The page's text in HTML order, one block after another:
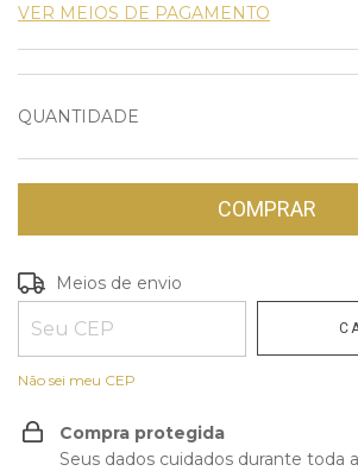
VER MEIOS DE PAGAMENTO
QUANTIDADE
Entregas para o CEP:
Meios de envio
Não sei meu CEP
Compra protegida
Seus dados cuidados durante toda